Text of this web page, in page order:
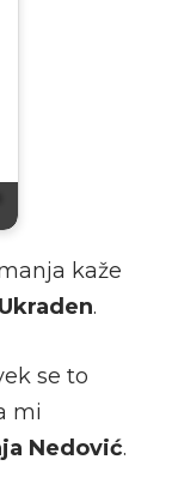
kaže
.
se to
mi
Nedović.